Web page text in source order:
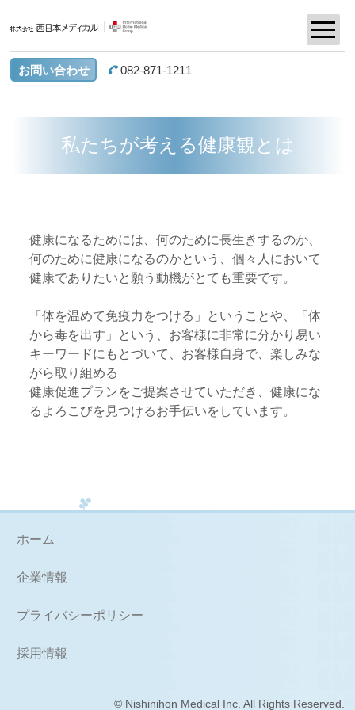
お問い合わせ 082-871-1211
私たちが考える健康観とは
健康になるためには、何のために長生きするのか、
何のために健康になるのかという、個々人において
健康でありたいと願う動機がとても重要です。
「体を温めて免疫力をつける」ということや、「体
から毒を出す」という、お客様に非常に分かり易い
キーワードにもとづいて、お客様自身で、楽しみな
がら取り組める
健康促進プランをご提案させていただき、健康にな
るよろこびを見つけるお手伝いをしています。
ホーム
企業情報
プライバシーポリシー
採用情報
© Nishinihon Medical Inc. All Rights Reserved.